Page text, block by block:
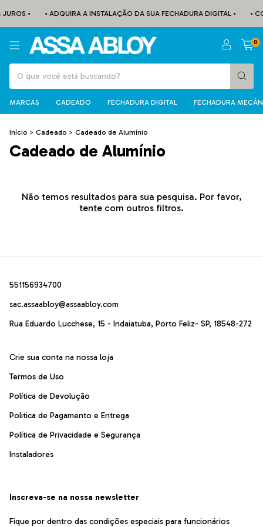
• • ADQUIRA A INSTALAÇÃO DA SUA FECHADURA DIGITAL • •
0
MARCAS CADEADO FECHADURA DIGITAL FECHADURA
Início > Cadeado > Cadeado de Alumínio
Cadeado de Alumínio
Não temos resultados para sua pesquisa. Por favor,
tente com outros filtros.
551156934700
sac.assaabloy@assaabloy.com
Rua Eduardo Lucchese, 15 - Indaiatuba, Porto Feliz- SP, 18548-272
Crie sua conta na nossa loja
Termos de Uso
Política de Devolução
Politica de Pagamento e Entrega
Política de Privacidade e Segurança
Instaladores
Inscreva-se na nossa newsletter
Fique por dentro das condições especiais para funcionários